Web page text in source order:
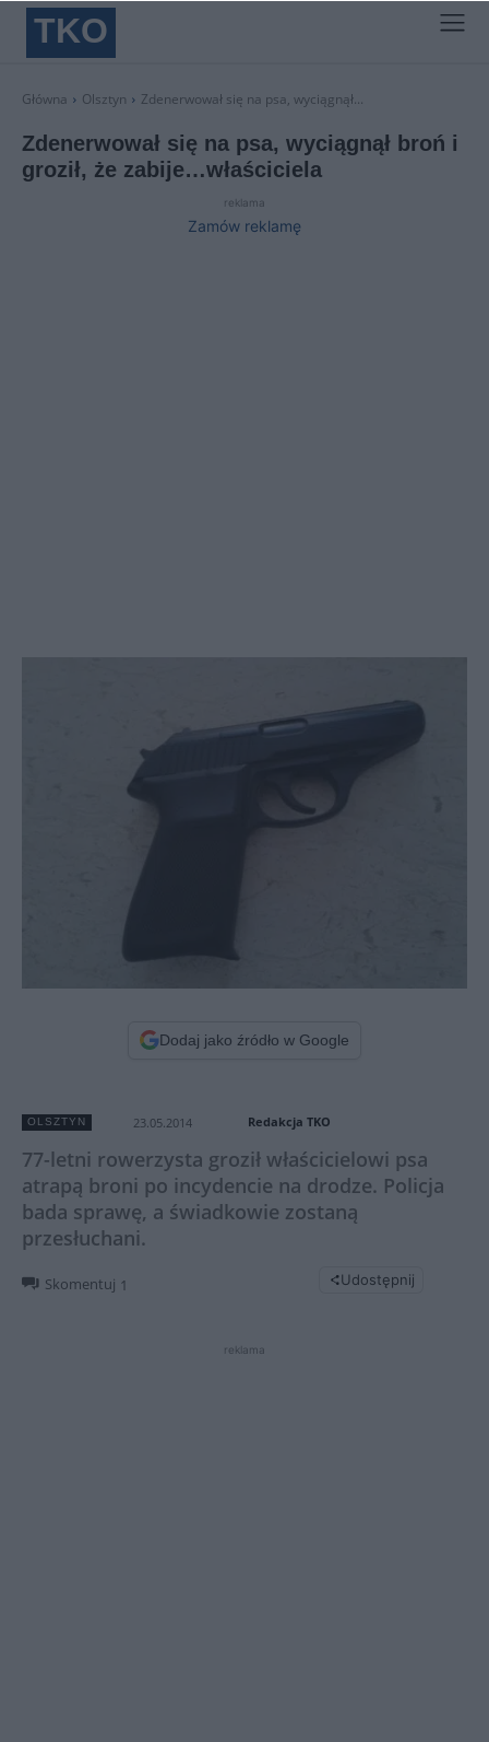
TKO
Główna Olsztyn Zdenerwował się na psa, wyciągnął...
Zdenerwował się na psa, wyciągnął broń i
groził, że zabije…właściciela
reklama
Zamów reklamę
Dodaj jako źródło w Google
OLSZTYN 23.05.2014 Redakcja TKO
77-letni rowerzysta groził właścicielowi psa
atrapą broni po incydencie na drodze. Policja
bada sprawę, a świadkowie zostaną
przesłuchani.
Skomentuj 1 Udostępnij
reklama